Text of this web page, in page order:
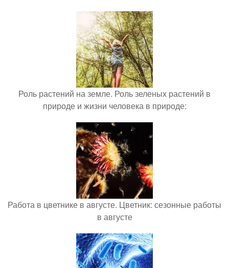
Роль растений на земле. Роль зеленых растений в
природе и жизни человека в природе:
Работа в цветнике в августе. Цветник: сезонные работы
в августе